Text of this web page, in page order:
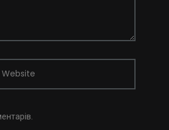
Website